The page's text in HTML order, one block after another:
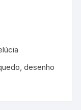
,desenho